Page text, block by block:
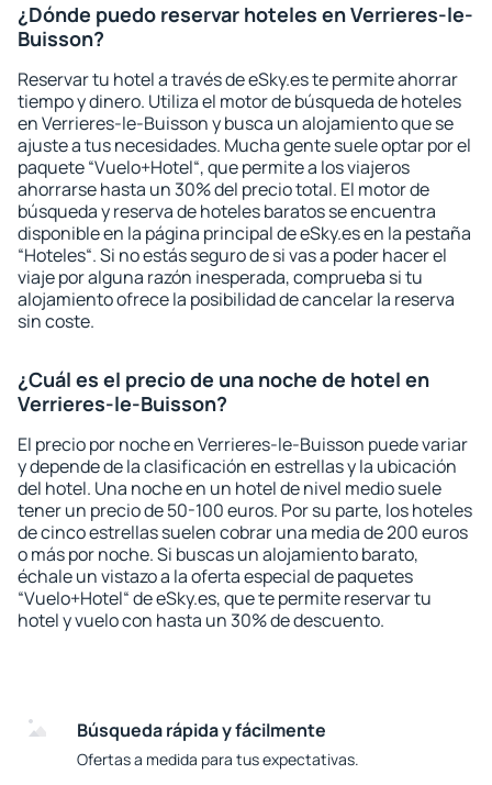
¿Dónde puedo reservar hoteles en Verrieres-le-
Buisson?
Reservar tu hotel a través de eSky.es te permite ahorrar
tiempo y dinero. Utiliza el motor de búsqueda de hoteles
en Verrieres-le-Buisson y busca un alojamiento que se
ajuste a tus necesidades. Mucha gente suele optar por el
paquete “Vuelo+Hotel“, que permite a los viajeros
ahorrarse hasta un 30% del precio total. El motor de
búsqueda y reserva de hoteles baratos se encuentra
disponible en la página principal de eSky.es en la pestaña
“Hoteles“. Si no estás seguro de si vas a poder hacer el
viaje por alguna razón inesperada, comprueba si tu
alojamiento ofrece la posibilidad de cancelar la reserva
sin coste.
¿Cuál es el precio de una noche de hotel en
Verrieres-le-Buisson?
El precio por noche en Verrieres-le-Buisson puede variar
y depende de la clasificación en estrellas y la ubicación
del hotel. Una noche en un hotel de nivel medio suele
tener un precio de 50-100 euros. Por su parte, los hoteles
de cinco estrellas suelen cobrar una media de 200 euros
o más por noche. Si buscas un alojamiento barato,
échale un vistazo a la oferta especial de paquetes
“Vuelo+Hotel“ de eSky.es, que te permite reservar tu
hotel y vuelo con hasta un 30% de descuento.
Búsqueda rápida y fácilmente
Ofertas a medida para tus expectativas.